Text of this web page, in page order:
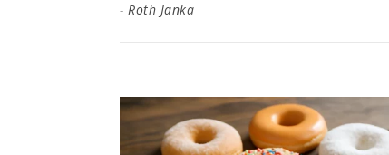
- Roth Janka